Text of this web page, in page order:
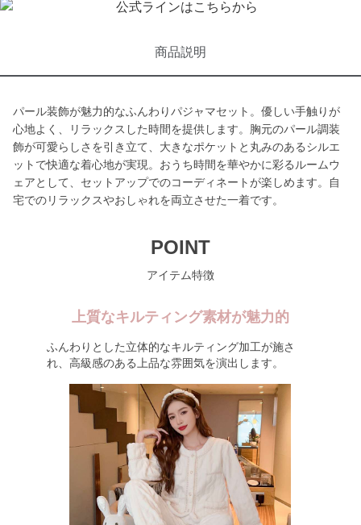
商品説明
パール装飾が魅力的なふんわりパジャマセット。優しい手触りが
心地よく、リラックスした時間を提供します。胸元のパール調装
飾が可愛らしさを引き立て、大きなポケットと丸みのあるシルエ
ットで快適な着心地が実現。おうち時間を華やかに彩るルームウ
ェアとして、セットアップでのコーディネートが楽しめます。自
宅でのリラックスやおしゃれを両立させた一着です。
POINT
アイテム特徴
上質なキルティング素材が魅力的
ふんわりとした立体的なキルティング加工が施さ
れ、高級感のある上品な雰囲気を演出します。